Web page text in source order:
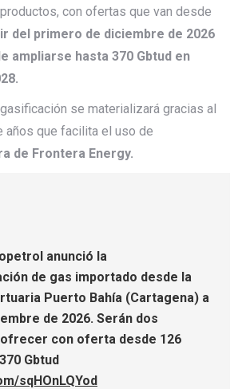
con ofertas que van desde
del primero de diciembre de 2026
ampliarse hasta 370 Gbtud en
se materializará gracias al
años que facilita el uso de
de Frontera Energy.
anunció la
de gas importado desde la
Puerto Bahía (Cartagena) a
de 2026. Serán dos
con oferta desde 126
Gbtud
sqHOnLQYod